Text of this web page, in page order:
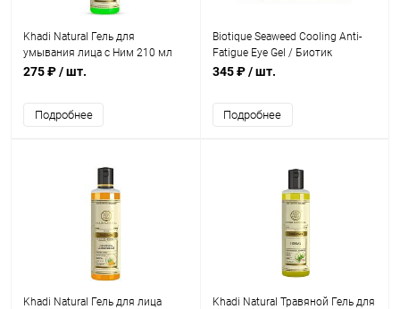
Khadi Natural Гель для
умывания лица с Ним 210 мл
275 ₽/ шт.
Подробнее
Biotique Seaweed Cooling Anti-
Fatigue Eye Gel / Биотик
Водоросли Гель Против
Глаз 15 г
345 ₽/ шт.
Подробнее
Khadi Natural Гель для лица
Khadi Natural Травяной Гель для